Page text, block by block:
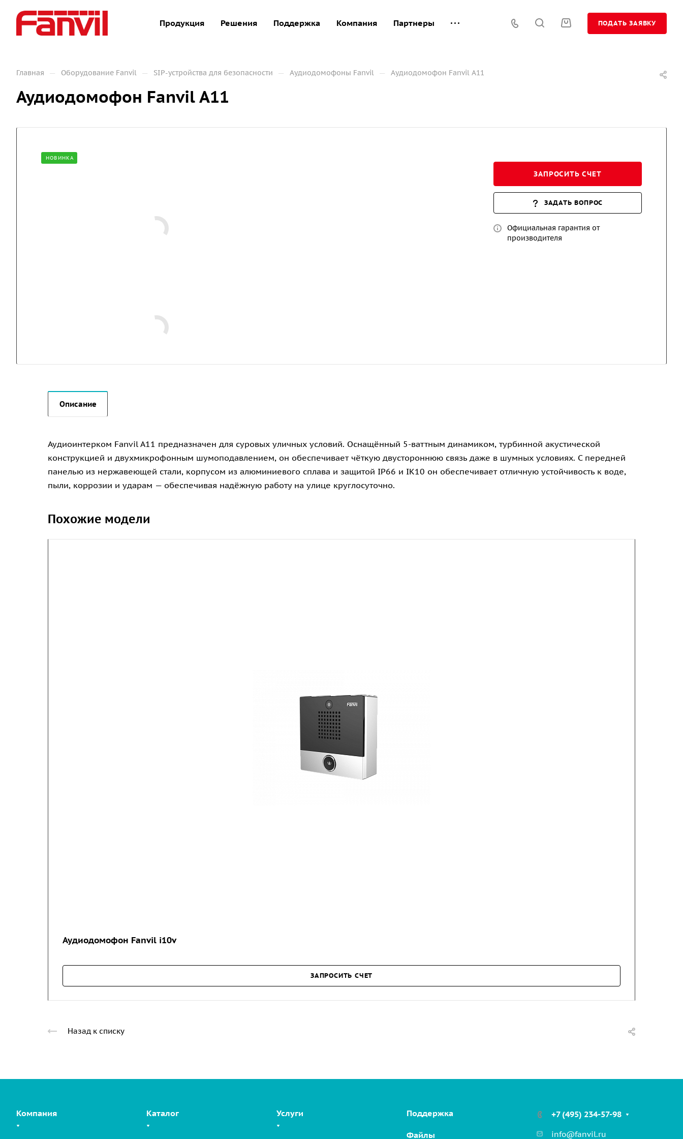
Продукция Решения Поддержка Компания Партнеры ПОДАТЬ ЗАЯВКУ
Главная — Оборудование Fanvil — SIP-устройства для безопасности — Аудиодомофоны Fanvil — Аудиодомофон Fanvil A11
Аудиодомофон Fanvil A11
НОВИНКА
ЗАПРОСИТЬ СЧЕТ
ЗАДАТЬ ВОПРОС
Официальная гарантия от
производителя
Описание
Аудиоинтерком Fanvil A11 предназначен для суровых уличных условий. Оснащённый 5-ваттным динамиком, турбинной акустической
конструкцией и двухмикрофонным шумоподавлением, он обеспечивает чёткую двустороннюю связь даже в шумных условиях. С передней
панелью из нержавеющей стали, корпусом из алюминиевого сплава и защитой IP66 и IK10 он обеспечивает отличную устойчивость к воде,
пыли, коррозии и ударам — обеспечивая надёжную работу на улице круглосуточно.
Похожие модели
Аудиодомофон Fanvil i10v
ЗАПРОСИТЬ СЧЕТ
Назад к списку
Компания Каталог Услуги Поддержка
Файлы
+7 (495) 234-57-98
info@fanvil.ru